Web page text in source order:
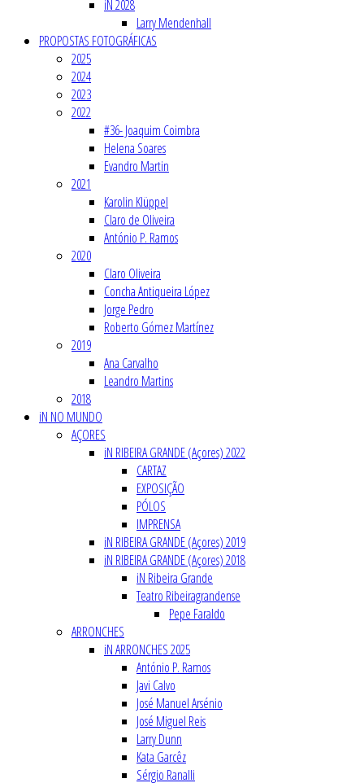
iN 2028
Larry Mendenhall
PROPOSTAS FOTOGRÁFICAS
2025
2024
2023
2022
#36- Joaquim Coimbra
Helena Soares
Evandro Martin
2021
Karolin Klüppel
Claro de Oliveira
António P. Ramos
2020
Claro Oliveira
Concha Antiqueira López
Jorge Pedro
Roberto Gómez Martínez
2019
Ana Carvalho
Leandro Martins
2018
iN NO MUNDO
AÇORES
iN RIBEIRA GRANDE (Açores) 2022
CARTAZ
EXPOSIÇÃO
PÓLOS
IMPRENSA
iN RIBEIRA GRANDE (Açores) 2019
iN RIBEIRA GRANDE (Açores) 2018
iN Ribeira Grande
Teatro Ribeiragrandense
Pepe Faraldo
ARRONCHES
iN ARRONCHES 2025
António P. Ramos
Javi Calvo
José Manuel Arsénio
José Miguel Reis
Larry Dunn
Kata Garcêz
Sérgio Ranalli